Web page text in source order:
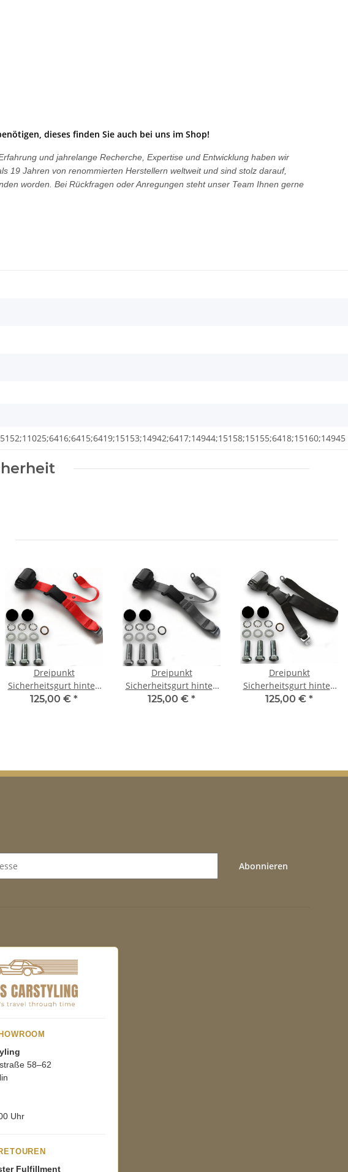
dieses finden Sie auch bei uns im Shop!
und jahrelange Recherche, Expertise und Entwicklung haben wir
19 Jahren von renommierten Herstellern weltweit und sind stolz darauf,
worden. Bei Rückfragen oder Anregungen steht unser Team Ihnen gerne
Dreipunkt
Sicherheitsgurt hinten
30cm Bandschloss rot
125,00 € *
Dreipunkt
Sicherheitsgurt hinten
50cm Bandschloss grau
125,00 € *
Dreipunkt
Sicherheitsgurt hinten
50cm Bandschloss
125,00 € *
Abonnieren
58–62
Uhr
Fulfillment